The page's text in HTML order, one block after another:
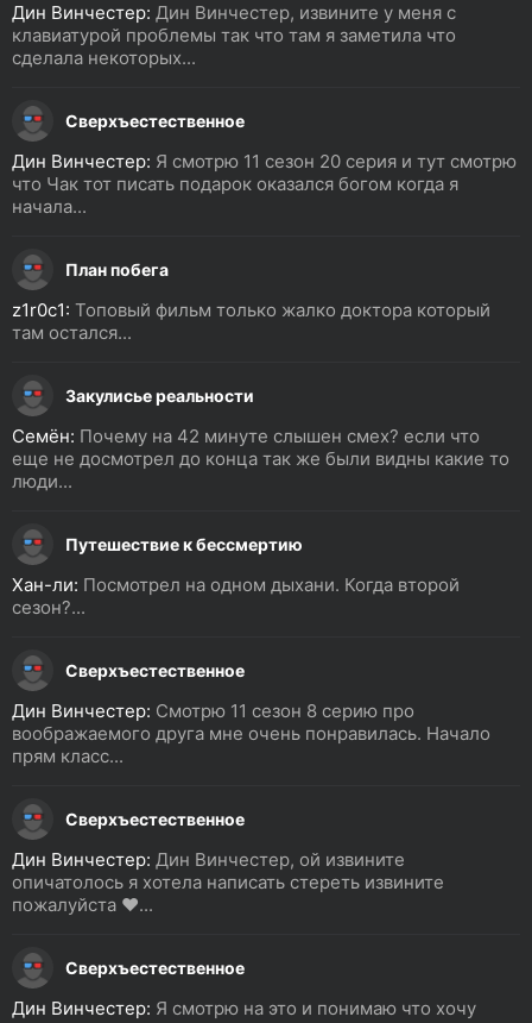
Дин Винчестер: Дин Винчестер, извините у меня с
клавиатурой проблемы так что там я заметила что
сделала некоторых...
Сверхъестественное
Дин Винчестер: Я смотрю 11 сезон 20 серия и тут смотрю
что Чак тот писать подарок оказался богом когда я
начала...
План побега
z1r0c1: Топовый фильм только жалко доктора который
там остался...
Закулисье реальности
Семён: Почему на 42 минуте слышен смех? если что
еще не досмотрел до конца так же были видны какие то
люди...
Путешествие к бессмертию
Хан-ли: Посмотрел на одном дыхани. Когда второй
сезон?...
Сверхъестественное
Дин Винчестер: Смотрю 11 сезон 8 серию про
воображаемого друга мне очень понравилась. Начало
прям класс...
Сверхъестественное
Дин Винчестер: Дин Винчестер, ой извините
опичатолось я хотела написать стереть извините
пожалуйста ❤️...
Сверхъестественное
Дин Винчестер: Я смотрю на это и понимаю что хочу